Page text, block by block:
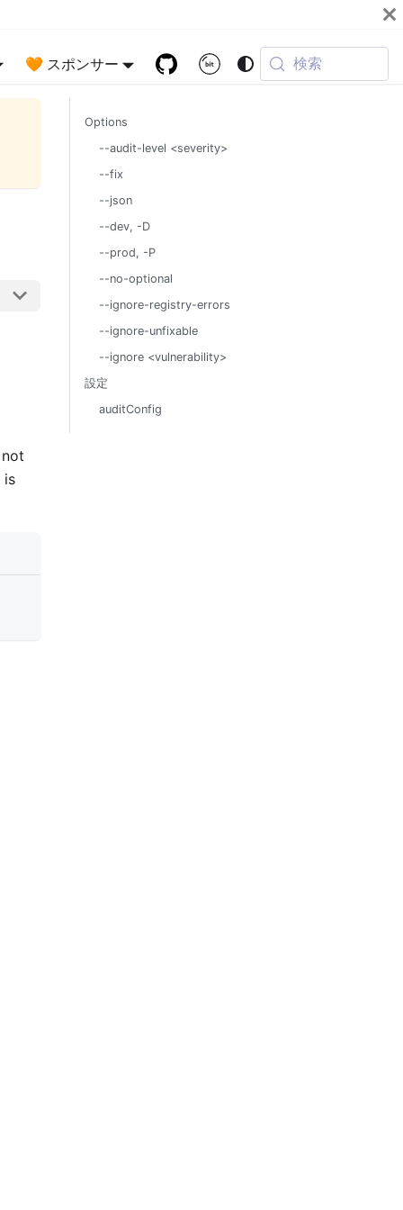
🧡 スポンサー 検索
is
Options
--audit-level <severity>
--fix
--json
--dev, -D
--prod, -P
--no-optional
--ignore-registry-errors
--ignore-unfixable
--ignore <vulnerability>
設定
auditConfig